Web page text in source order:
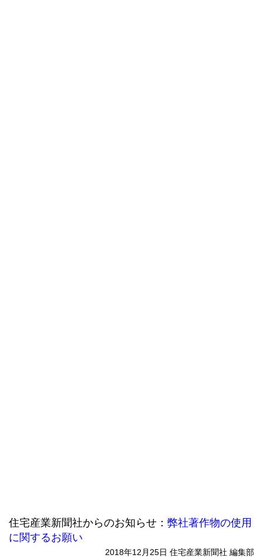
住宅産業新聞社からのお知らせ： 弊社著作物の使用
に関するお願い
2018年12月25日 住宅産業新聞社 編集部